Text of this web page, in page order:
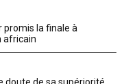
promis la finale à
africain